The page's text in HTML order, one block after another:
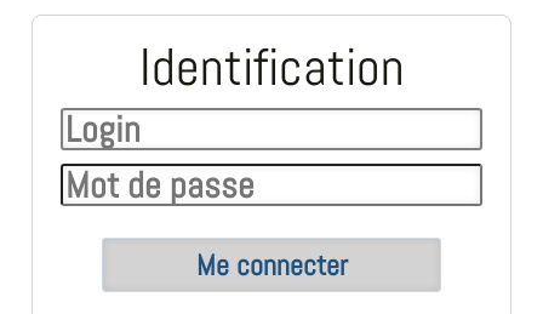
Identification